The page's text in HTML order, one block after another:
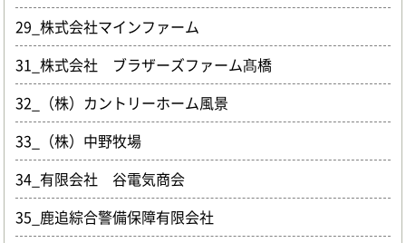
29_株式会社マインファーム
31_株式会社 ブラザーズファーム髙橋
32_（株）カントリーホーム風景
33_（株）中野牧場
34_有限会社 谷電気商会
35_鹿追綜合警備保障有限会社